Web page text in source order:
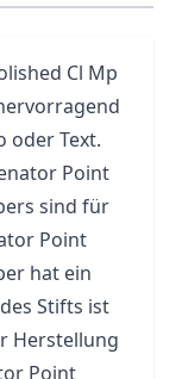
Cl Mp
oder Text.
Point
sind für
Point
hat ein
Stifts ist
Herstellung
Point